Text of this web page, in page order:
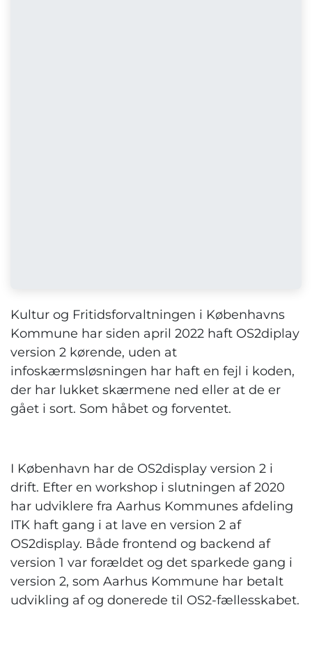
Kultur og Fritidsforvaltningen i Københavns
Kommune har siden april 2022 haft OS2diplay
version 2 kørende, uden at
infoskærmsløsningen har haft en fejl i koden,
der har lukket skærmene ned eller at de er
gået i sort. Som håbet og forventet.
I København har de OS2display version 2 i
drift. Efter en workshop i slutningen af 2020
har udviklere fra Aarhus Kommunes afdeling
ITK haft gang i at lave en version 2 af
OS2display. Både frontend og backend af
version 1 var forældet og det sparkede gang i
version 2, som Aarhus Kommune har betalt
udvikling af og donerede til OS2-fællesskabet.